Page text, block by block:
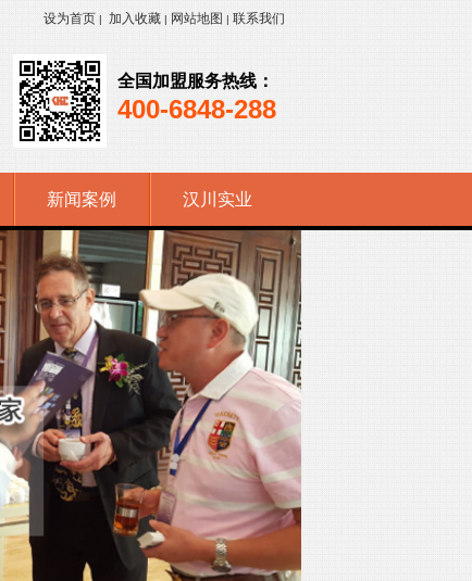
设为首页 | 加入收藏 | 网站地图 | 联系我们
全国加盟服务热线：
400-6848-288
新闻案例 汉川实业